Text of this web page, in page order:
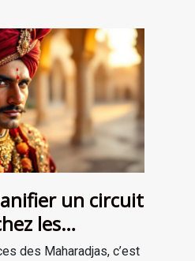
un circuit
les
des Maharadjas, c’est